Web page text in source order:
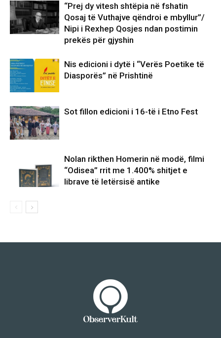
“Prej dy vitesh shtëpia në fshatin
Qosaj të Vuthajve qëndroi e mbyllur”/
Nipi i Rexhep Qosjes ndan postimin
prekës për gjyshin
Nis edicioni i dytë i “Verës Poetike të
Diasporës” në Prishtinë
Sot fillon edicioni i 16-të i Etno Fest
Nolan rikthen Homerin në modë, filmi
“Odisea” rrit me 1.400% shitjet e
librave të letërsisë antike